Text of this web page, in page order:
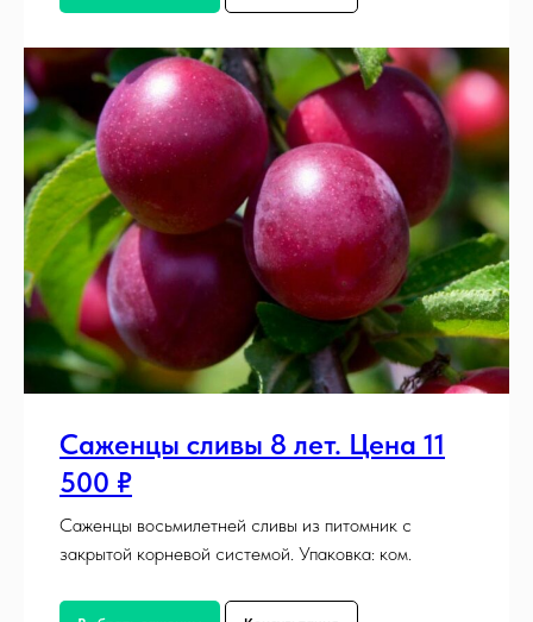
Саженцы сливы 8 лет. Цена 11
500 ₽
Саженцы восьмилетней сливы из питомник с
закрытой корневой системой. Упаковка: ком.